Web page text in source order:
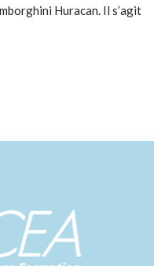
Huracan. Il s’agit